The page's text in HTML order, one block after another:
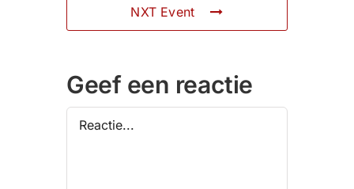
NXT Event
Geef een reactie
Reactie